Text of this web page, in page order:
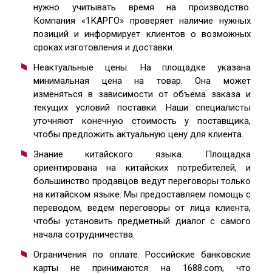
нужно учитывать время на производство.
Компания «1КАРГО» проверяет наличие нужных
позиций и информирует клиентов о возможных
сроках изготовления и доставки.
Неактуальные цены. На площадке указана
минимальная цена на товар. Она может
изменяться в зависимости от объема заказа и
текущих условий поставки. Наши специалисты
уточняют конечную стоимость у поставщика,
чтобы предложить актуальную цену для клиента.
Знание китайского языка. Площадка
ориентирована на китайских потребителей, и
большинство продавцов ведут переговоры только
на китайском языке. Мы предоставляем помощь с
переводом, ведем переговоры от лица клиента,
чтобы установить предметный диалог с самого
начала сотрудничества.
Ограничения по оплате. Российские банковские
карты не принимаются на 1688.com, что